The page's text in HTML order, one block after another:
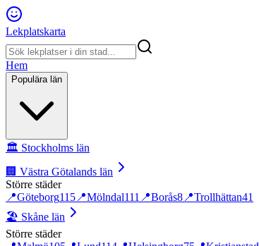
Lekplatskarta
Hem
Populära län
🏛️ Stockholms län
🏢 Västra Götalands län
Större städer
📍Göteborg115 📍Mölndal111 📍Borås8 📍Trollhättan41
🏖️ Skåne län
Större städer